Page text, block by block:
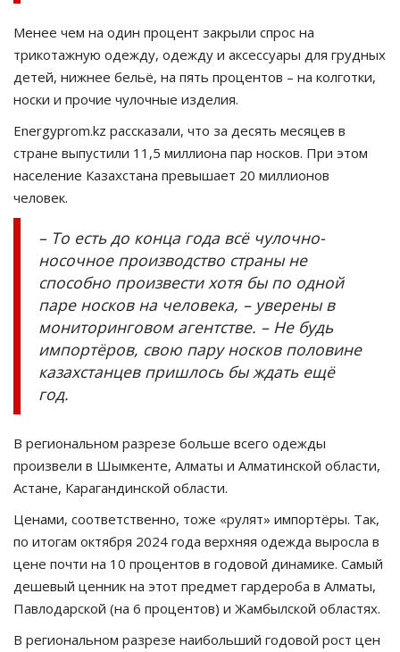
Менее чем на один процент закрыли спрос на
трикотажную одежду, одежду и аксессуары для грудных
детей, нижнее бельё, на пять процентов – на колготки,
носки и прочие чулочные изделия.
Energyprom.kz рассказали, что за десять месяцев в
стране выпустили 11,5 миллиона пар носков. При этом
население Казахстана превышает 20 миллионов
человек.
– То есть до конца года всё чулочно-
носочное производство страны не
способно произвести хотя бы по одной
паре носков на человека, – уверены в
мониторинговом агентстве. – Не будь
импортёров, свою пару носков половине
казахстанцев пришлось бы ждать ещё
год.
В региональном разрезе больше всего одежды
произвели в Шымкенте, Алматы и Алматинской области,
Астане, Карагандинской области.
Ценами, соответственно, тоже «рулят» импортёры. Так,
по итогам октября 2024 года верхняя одежда выросла в
цене почти на 10 процентов в годовой динамике. Самый
дешевый ценник на этот предмет гардероба в Алматы,
Павлодарской (на 6 процентов) и Жамбылской областях.
В региональном разрезе наибольший годовой рост цен